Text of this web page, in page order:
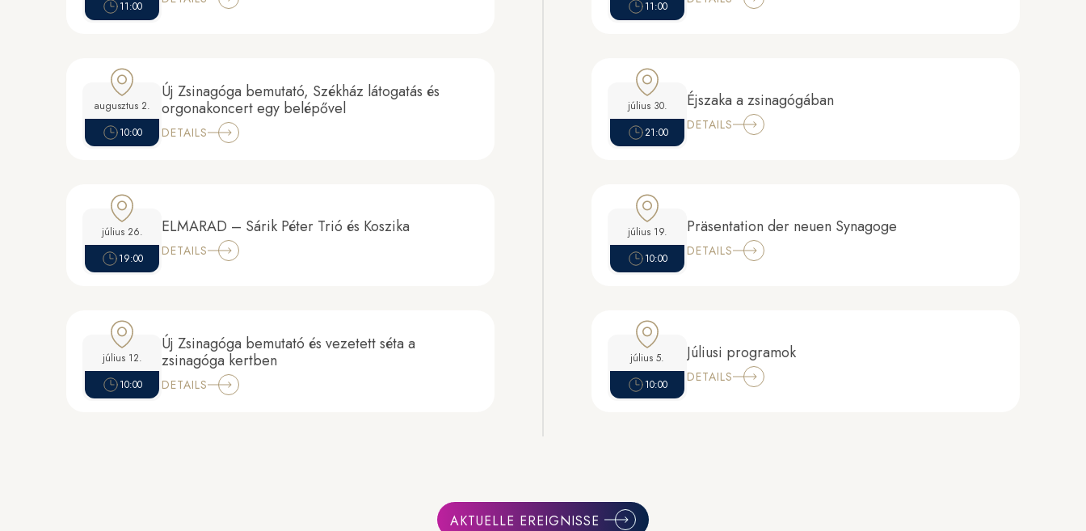
11:00
11:00
augusztus 2.
10:00
Új Zsinagóga bemutató, Székház látogatás és
orgonakoncert egy belépővel
DETAILS
július 30.
21:00
Éjszaka a zsinagógában
DETAILS
július 26.
19:00
ELMARAD – Sárik Péter Trió és Koszika
DETAILS
július 19.
10:00
Präsentation der neuen Synagoge
DETAILS
július 12.
10:00
Új Zsinagóga bemutató és vezetett séta a
zsinagóga kertben
DETAILS
július 5.
10:00
Júliusi programok
DETAILS
AKTUELLE EREIGNISSE